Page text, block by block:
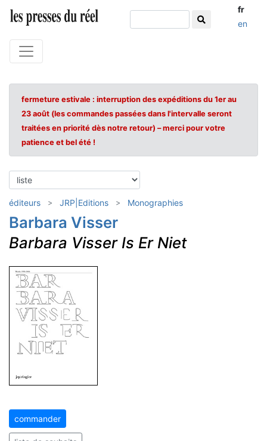
fr
en
fermeture estivale : interruption des expéditions du 1er au
23 août (les commandes passées dans l'intervalle seront
traitées en priorité dès notre retour) – merci pour votre
patience et bel été !
éditeurs JRP|Editions Monographies
Barbara Visser
Barbara Visser Is Er Niet
commander